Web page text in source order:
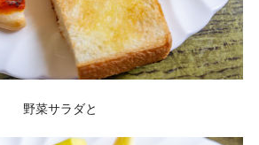
野菜サラダと